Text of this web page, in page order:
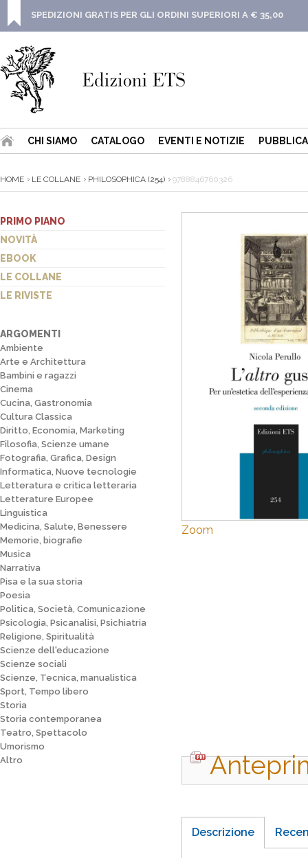
SPEDIZIONI GRATIS PER GLI ORDINI SUPERIORI A € 35,00
CHI SIAMO CATALOGO EVENTI E NOTIZIE
HOME LE COLLANE PHILOSOPHICA (254) 9788846760326
PRIMO PIANO
NOVITÀ
EBOOK
LE COLLANE
LE RIVISTE
ARGOMENTI
Ambiente
Arte e Architettura
Bambini e ragazzi
Cinema
Cucina, Gastronomia
Cultura Classica
Diritto, Economia, Marketing
Filosofia, Scienze umane
Fotografia, Grafica, Design
Informatica, Nuove tecnologie
Letteratura e critica letteraria
Letterature Europee
Linguistica
Medicina, Salute, Benessere
Memorie, biografie
Musica
Narrativa
Pisa e la sua storia
Poesia
Politica, Società, Comunicazione
Psicologia, Psicanalisi, Psichiatria
Religione, Spiritualità
Scienze dell'educazione
Scienze sociali
Scienze, Tecnica, manualistica
Sport, Tempo libero
Storia
Storia contemporanea
Teatro, Spettacolo
Umorismo
Altro
Zoom
Descrizione